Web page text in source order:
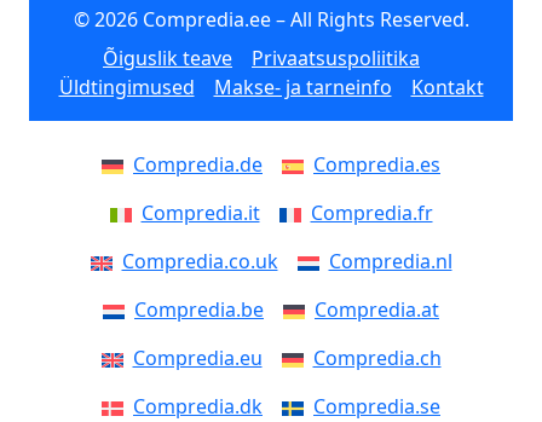
© 2026 Compredia.ee – All Rights Reserved.
Õiguslik teave
Privaatsuspoliitika
Üldtingimused
Makse- ja tarneinfo Kontakt
Compredia.de
Compredia.es
Compredia.it
Compredia.fr
Compredia.co.uk
Compredia.nl
Compredia.be
Compredia.at
Compredia.eu
Compredia.ch
Compredia.dk
Compredia.se